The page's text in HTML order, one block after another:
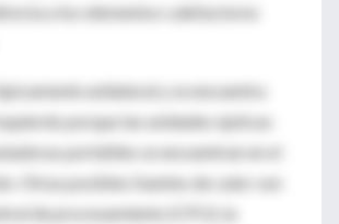
a los elementos calefactores
unilateral y se encuentra
porque las unidades ópticas
portátiles se encuentran en el
Otras posibles fuentes de calor son
de procesamiento (CPU), la